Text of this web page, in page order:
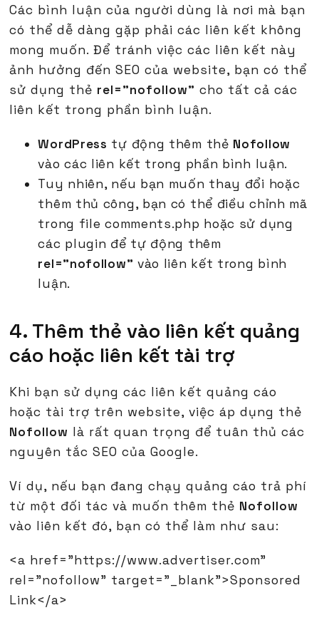
Các bình luận của người dùng là nơi mà bạn
có thể dễ dàng gặp phải các liên kết không
mong muốn. Để tránh việc các liên kết này
ảnh hưởng đến SEO của website, bạn có thể
sử dụng thẻ rel="nofollow" cho tất cả các
liên kết trong phần bình luận.
WordPress tự động thêm thẻ Nofollow
vào các liên kết trong phần bình luận.
Tuy nhiên, nếu bạn muốn thay đổi hoặc
thêm thủ công, bạn có thể điều chỉnh mã
trong file comments.php hoặc sử dụng
các plugin để tự động thêm
rel="nofollow" vào liên kết trong bình
luận.
4. Thêm thẻ vào liên kết quảng
cáo hoặc liên kết tài trợ
Khi bạn sử dụng các liên kết quảng cáo
hoặc tài trợ trên website, việc áp dụng thẻ
Nofollow là rất quan trọng để tuân thủ các
nguyên tắc SEO của Google.
Ví dụ, nếu bạn đang chạy quảng cáo trả phí
từ một đối tác và muốn thêm thẻ Nofollow
vào liên kết đó, bạn có thể làm như sau:
<a href="https://www.advertiser.com"
rel="nofollow" target="_blank">Sponsored
Link</a>